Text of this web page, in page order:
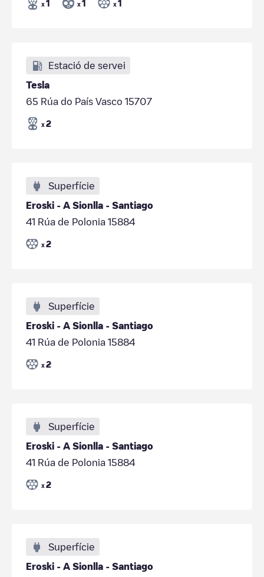
x 1 x 1 x 1
Estació de servei
Tesla
65 Rúa do País Vasco 15707
x 2
Superfície
Eroski - A Sionlla - Santiago
41 Rúa de Polonia 15884
x 2
Superfície
Eroski - A Sionlla - Santiago
41 Rúa de Polonia 15884
x 2
Superfície
Eroski - A Sionlla - Santiago
41 Rúa de Polonia 15884
x 2
Superfície
Eroski - A Sionlla - Santiago